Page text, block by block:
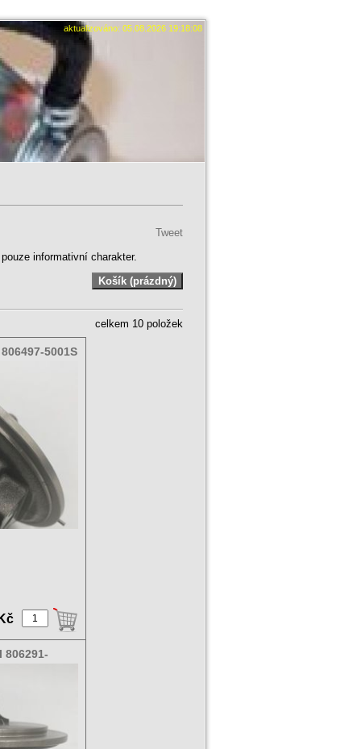
aktualizováno: 05.08.2026 19:18:08
Tweet
informativní charakter.
celkem 10 položek
5001S